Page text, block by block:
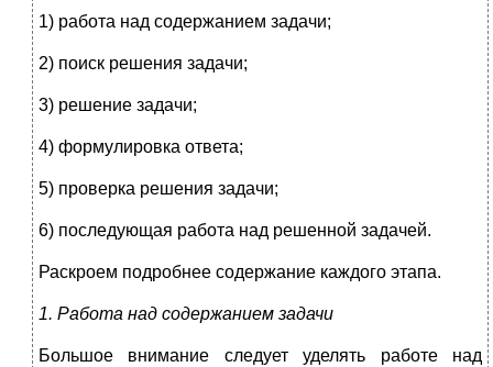
1) работа над содержанием задачи;
2) поиск решения задачи;
3) решение задачи;
4) формулировка ответа;
5) проверка решения задачи;
6) последующая работа над решенной задачей.
Раскроем подробнее содержание каждого этапа.
1. Работа над содержанием задачи
Большое внимание следует уделять работе над